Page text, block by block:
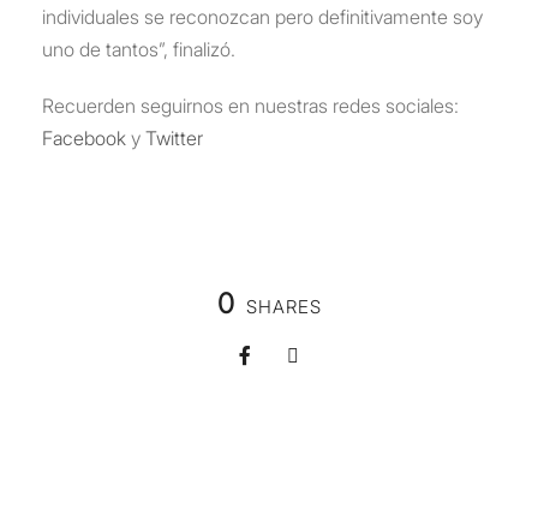
individuales se reconozcan pero definitivamente soy
uno de tantos”, finalizó.
Recuerden seguirnos en nuestras redes sociales:
Facebook y Twitter
0 SHARES